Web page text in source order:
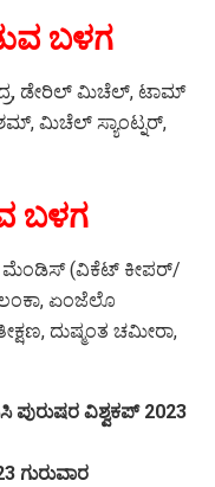
ಬಳಗ
ಡೇರಿಲ್ ಮಿಚೆಲ್, ಟಾಮ್
ಮಿಚೆಲ್ ಸ್ಯಾಂಟ್ನರ್,
ಬಳಗ
ಮೆಂಡಿಸ್ (ವಿಕೆಟ್ ಕೀಪರ್/
ಏಂಜೆಲೊ
ದುಷ್ಮಂತ ಚಮೀರಾ,
ಪುರುಷರ ವಿಶ್ವಕಪ್ 2023
ಗುರುವಾರ